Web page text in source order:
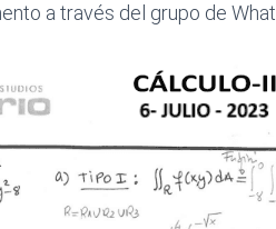
a través del grupo de